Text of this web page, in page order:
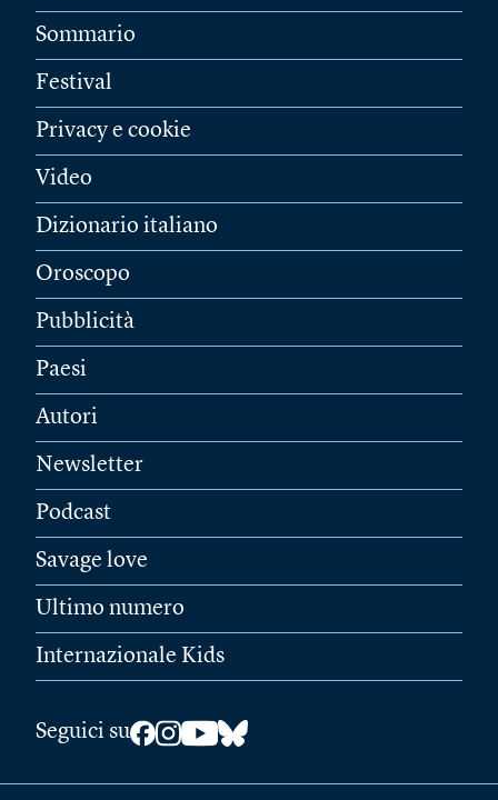
Sommario
Festival
Privacy e cookie
Video
Dizionario italiano
Oroscopo
Pubblicità
Paesi
Autori
Newsletter
Podcast
Savage love
Ultimo numero
Internazionale Kids
Seguici su